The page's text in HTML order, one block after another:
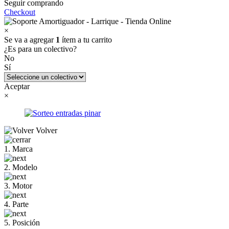
Seguir comprando
Checkout
×
Se va a agregar 1 ítem a tu carrito
¿Es para un colectivo?
No
Sí
Aceptar
×
Volver
1. Marca
2. Modelo
3. Motor
4. Parte
5. Posición